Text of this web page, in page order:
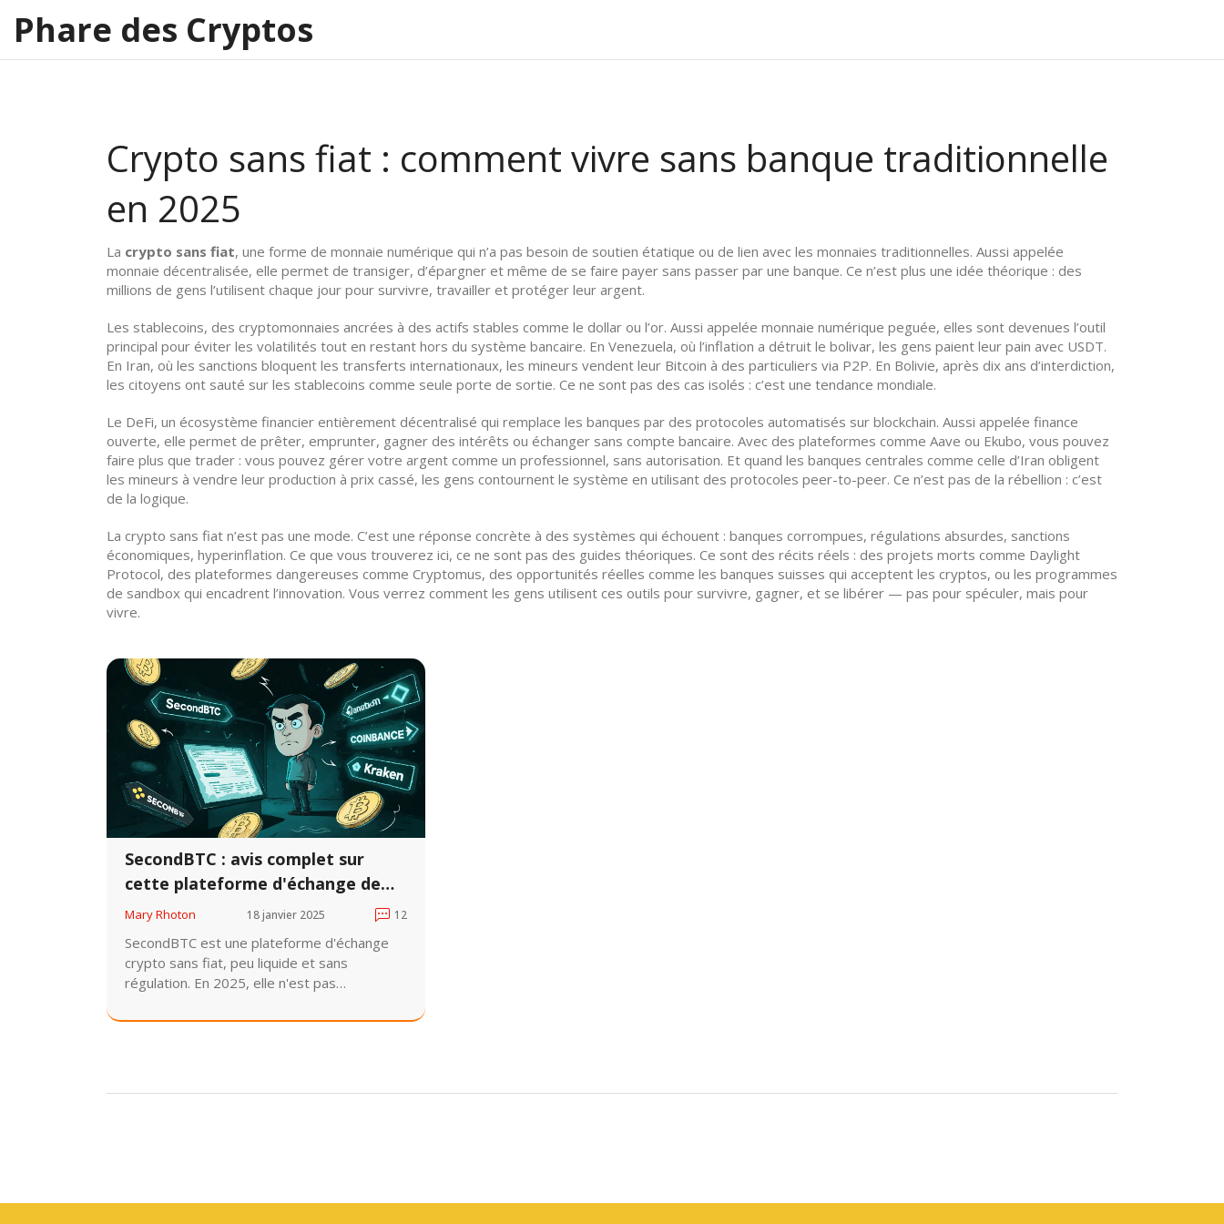
Phare des Cryptos
Crypto sans fiat : comment vivre sans banque traditionnelle
en 2025
La crypto sans fiat, une forme de monnaie numérique qui n’a pas besoin de soutien étatique ou de lien avec les monnaies traditionnelles. Aussi appelée
monnaie décentralisée, elle permet de transiger, d’épargner et même de se faire payer sans passer par une banque. Ce n’est plus une idée théorique : des
millions de gens l’utilisent chaque jour pour survivre, travailler et protéger leur argent.
Les stablecoins, des cryptomonnaies ancrées à des actifs stables comme le dollar ou l’or. Aussi appelée monnaie numérique peguée, elles sont devenues l’outil
principal pour éviter les volatilités tout en restant hors du système bancaire. En Venezuela, où l’inflation a détruit le bolivar, les gens paient leur pain avec USDT.
En Iran, où les sanctions bloquent les transferts internationaux, les mineurs vendent leur Bitcoin à des particuliers via P2P. En Bolivie, après dix ans d’interdiction,
les citoyens ont sauté sur les stablecoins comme seule porte de sortie. Ce ne sont pas des cas isolés : c’est une tendance mondiale.
Le DeFi, un écosystème financier entièrement décentralisé qui remplace les banques par des protocoles automatisés sur blockchain. Aussi appelée finance
ouverte, elle permet de prêter, emprunter, gagner des intérêts ou échanger sans compte bancaire. Avec des plateformes comme Aave ou Ekubo, vous pouvez
faire plus que trader : vous pouvez gérer votre argent comme un professionnel, sans autorisation. Et quand les banques centrales comme celle d’Iran obligent
les mineurs à vendre leur production à prix cassé, les gens contournent le système en utilisant des protocoles peer-to-peer. Ce n’est pas de la rébellion : c’est
de la logique.
La crypto sans fiat n’est pas une mode. C’est une réponse concrète à des systèmes qui échouent : banques corrompues, régulations absurdes, sanctions
économiques, hyperinflation. Ce que vous trouverez ici, ce ne sont pas des guides théoriques. Ce sont des récits réels : des projets morts comme Daylight
Protocol, des plateformes dangereuses comme Cryptomus, des opportunités réelles comme les banques suisses qui acceptent les cryptos, ou les programmes
de sandbox qui encadrent l’innovation. Vous verrez comment les gens utilisent ces outils pour survivre, gagner, et se libérer — pas pour spéculer, mais pour
vivre.
SecondBTC : avis complet sur
cette plateforme d'échange de
cryptomonnaies en 2025
Mary Rhoton 18 janvier 2025 12
SecondBTC est une plateforme d'échange
crypto sans fiat, peu liquide et sans
régulation. En 2025, elle n'est pas
investisseurs sérieux. Découvrez pourquoi.